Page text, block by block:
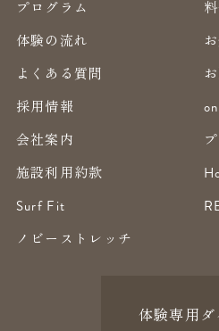
プログラム
体験の流れ
よくある質問
採用情報
会社案内
施設利用約款
Surf Fit
ノビーストレッチ
体験専用